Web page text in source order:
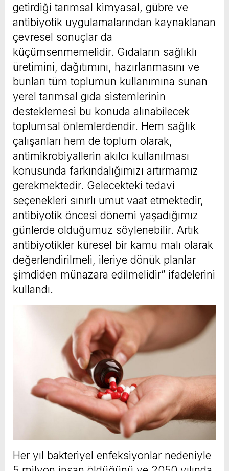
getirdiği tarımsal kimyasal, gübre ve
antibiyotik uygulamalarından kaynaklanan
çevresel sonuçlar da
küçümsenmemelidir. Gıdaların sağlıklı
üretimini, dağıtımını, hazırlanmasını ve
bunları tüm toplumun kullanımına sunan
yerel tarımsal gıda sistemlerinin
desteklemesi bu konuda alınabilecek
toplumsal önlemlerdendir. Hem sağlık
çalışanları hem de toplum olarak,
antimikrobiyallerin akılcı kullanılması
konusunda farkındalığımızı artırmamız
gerekmektedir. Gelecekteki tedavi
seçenekleri sınırlı umut vaat etmektedir,
antibiyotik öncesi dönemi yaşadığımız
günlerde olduğumuz söylenebilir. Artık
antibiyotikler küresel bir kamu malı olarak
değerlendirilmeli, ileriye dönük planlar
şimdiden münazara edilmelidir” ifadelerini
kullandı.
Her yıl bakteriyel enfeksiyonlar nedeniyle